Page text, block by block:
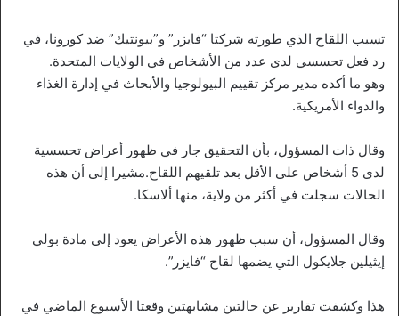
تسبب اللقاح الذي طورته شركتا “فايزر” و”بيونتيك” ضد كورونا، في
رد فعل تحسسي لدى عدد من الأشخاص في الولايات المتحدة.
وهو ما أكده مدير مركز تقييم البيولوجيا والأبحاث في إدارة الغذاء
والدواء الأمريكية.
وقال ذات المسؤول، بأن التحقيق جار في ظهور أعراض تحسسية
لدى 5 أشخاص على الأقل بعد تلقيهم اللقاح.مشيرا إلى أن هذه
الحالات سجلت في أكثر من ولاية، منها ألاسكا.
وقال المسؤول، أن سبب ظهور هذه الأعراض يعود إلى مادة بولي
إيثيلين جلايكول التي يضمها لقاح “فايزر”.
هذا وكشفت تقارير عن حالتين مشابهتين وقعتا الأسبوع الماضي في